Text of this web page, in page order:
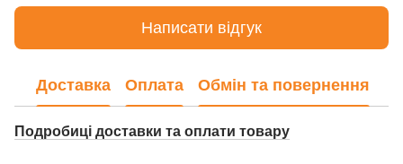
Написати відгук
Доставка Оплата Обмін та повернення
Подробиці доставки та оплати товару